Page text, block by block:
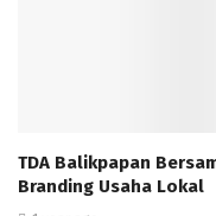
TDA Balikpapan
Branding Usaha Lokal